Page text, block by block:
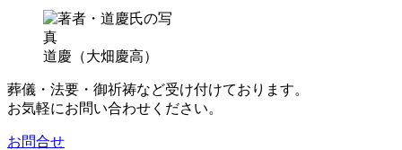
道慶（大畑慶高）
葬儀・法要・御祈祷など受け付けております。
お気軽にお問い合わせください。
お問合せ